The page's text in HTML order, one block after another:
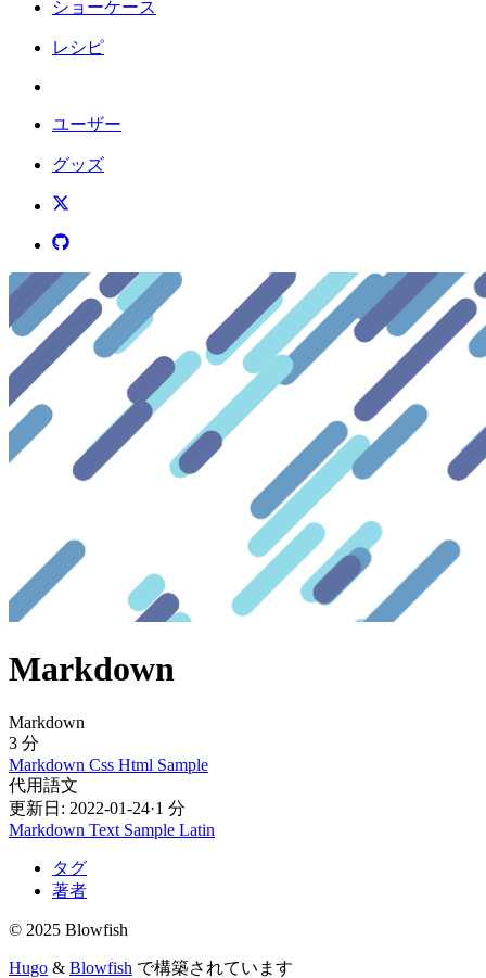
ショーケース
レシピ
ユーザー
グッズ
Markdown
Markdown
3 分
Markdown Css Html Sample
代用語文
更新日: 2022-01-24·1 分
Markdown Text Sample Latin
タグ
著者
© 2025 Blowfish
Hugo & Blowfish で構築されています